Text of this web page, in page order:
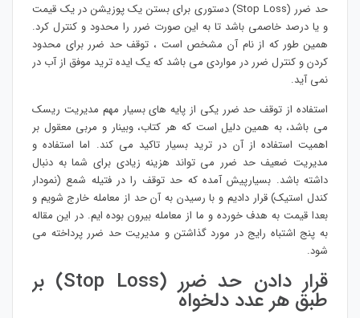
حد ضرر (Stop Loss) دستوری برای بستن یک پوزیشن در یک قیمت
و یا درصد خاصمی باشد تا به این صورت ضرر را محدود و کنترل کرد.
همین طور که از نام آن مشخص است ، توقف حد ضرر برای محدود
کردن و کنترل ضرر در مواردی می باشد که یک ایده ترید موفق از آب در
نمی آید.
استفاده از توقف حد ضرر یکی از پایه های بسیار مهم مدیریت ریسک
می باشد، به همین دلیل است که هر کتاب، وبینار و مربی معقول بر
اهمیت استفاده از آن در ترید بسیار تاکید می کند. اما استفاده و
مدیریت ضعیف حد ضرر می تواند هزینه زیادی برای شما به دنبال
داشته باشد. بسیارپیش آمده که حد توقف را در فتیله شمع (نمودار
کندل استیک) قرار دادیم و با رسیدن به آن حد از معامله خارج شویم و
بعدا قیمت به هدف خورده و ما از معامله بیرون بوده ایم. در این مقاله
به پنج اشتباه رایج در مورد گذاشتن و مدیریت حد ضرر پرداخته می
شود.
قرار دادن حد ضرر (Stop Loss) بر
طبق هر عدد دلخواه